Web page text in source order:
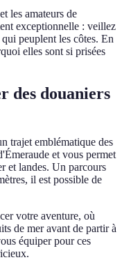
les amateurs de
exceptionnelle : veillez
peuplent les côtes. En
elles sont si prisées
des douaniers
trajet emblématique des
et vous permet
et landes. Un parcours
il est possible de
votre aventure, où
de mer avant de partir à
équiper pour ces